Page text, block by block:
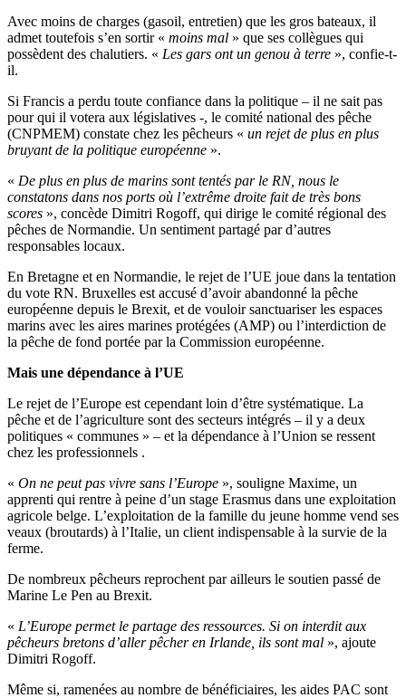
Avec moins de charges (gasoil, entretien) que les gros bateaux, il
admet toutefois s’en sortir « moins mal » que ses collègues qui
possèdent des chalutiers. « Les gars ont un genou à terre », confie-t-
il.
Si Francis a perdu toute confiance dans la politique – il ne sait pas
pour qui il votera aux législatives -, le comité national des pêche
(CNPMEM) constate chez les pêcheurs « un rejet de plus en plus
bruyant de la politique européenne ».
« De plus en plus de marins sont tentés par le RN, nous le
constatons dans nos ports où l’extrême droite fait de très bons
scores », concède Dimitri Rogoff, qui dirige le comité régional des
pêches de Normandie. Un sentiment partagé par d’autres
responsables locaux.
En Bretagne et en Normandie, le rejet de l’UE joue dans la tentation
du vote RN. Bruxelles est accusé d’avoir abandonné la pêche
européenne depuis le Brexit, et de vouloir sanctuariser les espaces
marins avec les aires marines protégées (AMP) ou l’interdiction de
la pêche de fond portée par la Commission européenne.
Mais une dépendance à l’UE
Le rejet de l’Europe est cependant loin d’être systématique. La
pêche et de l’agriculture sont des secteurs intégrés – il y a deux
politiques « communes » – et la dépendance à l’Union se ressent
chez les professionnels .
« On ne peut pas vivre sans l’Europe », souligne Maxime, un
apprenti qui rentre à peine d’un stage Erasmus dans une exploitation
agricole belge. L’exploitation de la famille du jeune homme vend ses
veaux (broutards) à l’Italie, un client indispensable à la survie de la
ferme.
De nombreux pêcheurs reprochent par ailleurs le soutien passé de
Marine Le Pen au Brexit.
« L’Europe permet le partage des ressources. Si on interdit aux
pêcheurs bretons d’aller pêcher en Irlande, ils sont mal », ajoute
Dimitri Rogoff.
Même si, ramenées au nombre de bénéficiaires, les aides PAC sont